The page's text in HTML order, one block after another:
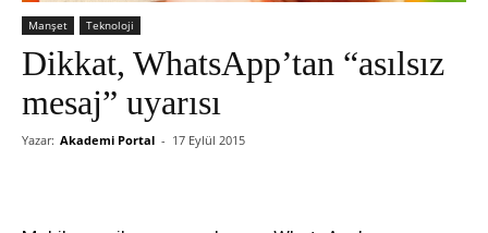
Manşet Teknoloji
Dikkat, WhatsApp’tan “asılsız
mesaj” uyarısı
Yazar: Akademi Portal - 17 Eylül 2015